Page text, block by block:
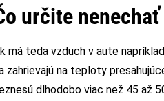
určite
má teda vzduch v aute
zahrievajú na teploty
dlhodobo viac než 45 až